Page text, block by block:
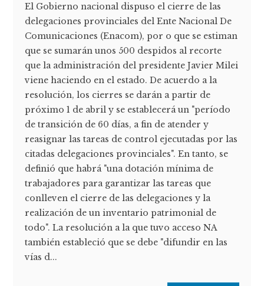
El Gobierno nacional dispuso el cierre de las
delegaciones provinciales del Ente Nacional De
Comunicaciones (Enacom), por o que se estiman
que se sumarán unos 500 despidos al recorte
que la administración del presidente Javier Milei
viene haciendo en el estado. De acuerdo a la
resolución, los cierres se darán a partir de
próximo 1 de abril y se establecerá un "período
de transición de 60 días, a fin de atender y
reasignar las tareas de control ejecutadas por las
citadas delegaciones provinciales". En tanto, se
definió que habrá "una dotación mínima de
trabajadores para garantizar las tareas que
conlleven el cierre de las delegaciones y la
realización de un inventario patrimonial de
todo". La resolución a la que tuvo acceso NA
también estableció que se debe "difundir en las
vías d...